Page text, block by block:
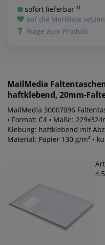
sofort lieferbar ¹⁾
auf die Merkliste setzen
Frage zum Produkt
MailMedia
haftklebend, 20mm-
MailMedia 30007096
• Format: C4 • Maße:
Klebung: haftklebend mit
Material: Papier 130 g/m² •